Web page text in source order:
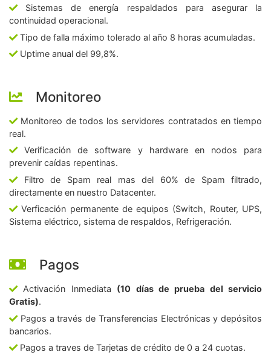
Sistemas de energía respaldados para asegurar la
continuidad operacional.
Tipo de falla máximo tolerado al año 8 horas acumuladas.
Uptime anual del 99,8%.
Monitoreo
Monitoreo de todos los servidores contratados en tiempo
real.
Verificación de software y hardware en nodos para
prevenir caídas repentinas.
Filtro de Spam real mas del 60% de Spam filtrado,
directamente en nuestro Datacenter.
Verficación permanente de equipos (Switch, Router, UPS,
Sistema eléctrico, sistema de respaldos, Refrigeración.
Pagos
Activación Inmediata (10 días de prueba del servicio
Gratis).
Pagos a través de Transferencias Electrónicas y depósitos
bancarios.
Pagos a traves de Tarjetas de crédito de 0 a 24 cuotas.